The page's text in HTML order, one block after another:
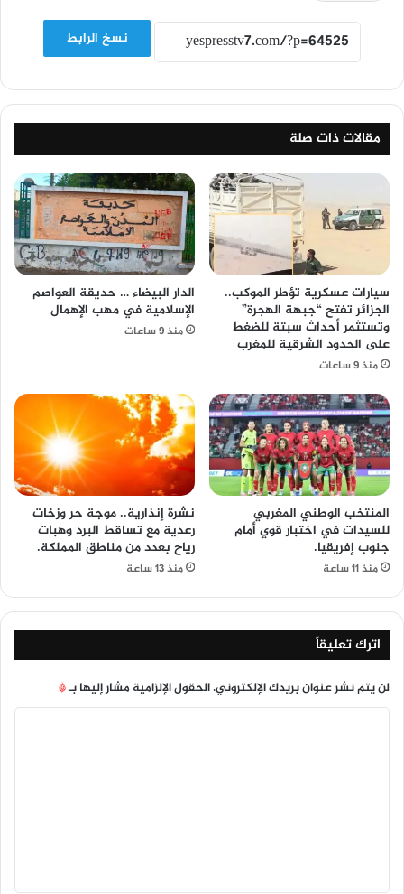
نسخ الرابط
مقالات ذات صلة
سيارات عسكرية تؤطر الموكب..
الجزائر تفتح “جبهة الهجرة”
وتستثمر أحداث سبتة للضغط
على الحدود الشرقية للمغرب
منذ 9 ساعات
الدار البيضاء … حديقة العواصم
الإسلامية في مهب الإهمال
منذ 9 ساعات
المنتخب الوطني المغربي
للسيدات في اختبار قوي أمام
جنوب إفريقيا.
منذ 11 ساعة
نشرة إنذارية.. موجة حر وزخات
رعدية مع تساقط البرد وهبات
رياح بعدد من مناطق المملكة.
منذ 13 ساعة
اترك تعليقاً
لن يتم نشر عنوان بريدك الإلكتروني.الحقول الإلزامية مشار إليها بـ*